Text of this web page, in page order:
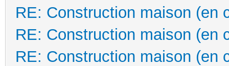
RE: Construction maison (en
RE: Construction maison (en
RE: Construction maison (en